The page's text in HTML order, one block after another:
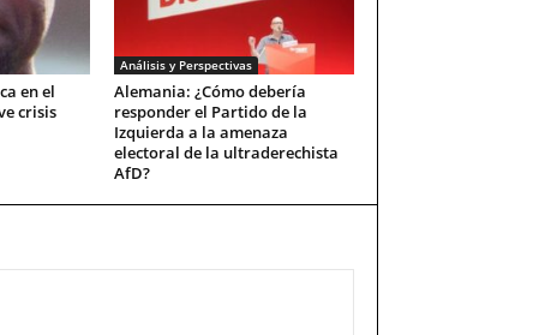
en el
crisis
Análisis y Perspectivas
Alemania: ¿Cómo debería
responder el Partido de la
Izquierda a la amenaza
electoral de la ultraderechista
AfD?